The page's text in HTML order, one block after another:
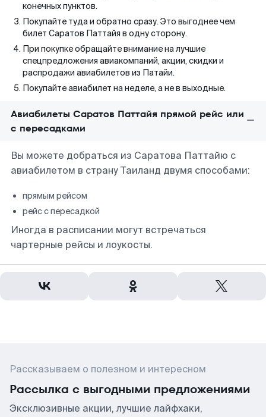
конечных пунктов.
Покупайте туда и обратно сразу. Это выгоднее чем
билет Саратов Паттайя в одну сторону.
При покупке обращайте внимание на лучшие
спецпредложения авиакомпаний, акции, скидки и
распродажи авиабилетов из Патайи.
Покупайте авиабилет на неделе, а не в выходные.
Авиабилеты Саратов Паттайя прямой рейс или
с пересадками
Вы можете добраться из Саратова Паттайю с
авиабилетом в страну Таиланд двумя способами:
прямым рейсом
рейс с пересадкой
Иногда в расписании могут встречаться
чартерные рейсы и лоукосты.
Рассказываем о полезном и интересном
Рассылка с выгодными предложениями
Эксклюзивные акции, лучшие лайфхаки,